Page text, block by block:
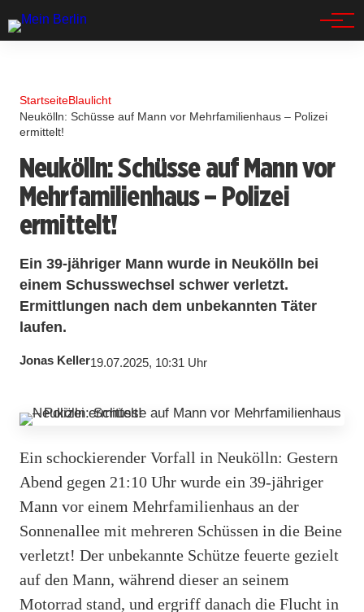
StartseiteBlaulicht
Neukölln: Schüsse auf Mann vor Mehrfamilienhaus – Polizei
ermittelt!
Neukölln: Schüsse auf Mann vor
Mehrfamilienhaus – Polizei
ermittelt!
Ein 39-jähriger Mann wurde in Neukölln bei
einem Schusswechsel schwer verletzt.
Ermittlungen nach dem unbekannten Täter
laufen.
Jonas Keller19.07.2025, 10:31 Uhr
Ein schockierender Vorfall in Neukölln: Gestern
Abend gegen 21:10 Uhr wurde ein 39-jähriger
Mann vor einem Mehrfamilienhaus an der
Sonnenallee mit mehreren Schüssen in die Beine
verletzt! Der unbekannte Schütze feuerte gezielt
auf den Mann, während dieser an seinem
Motorrad stand, und ergriff danach die Flucht in